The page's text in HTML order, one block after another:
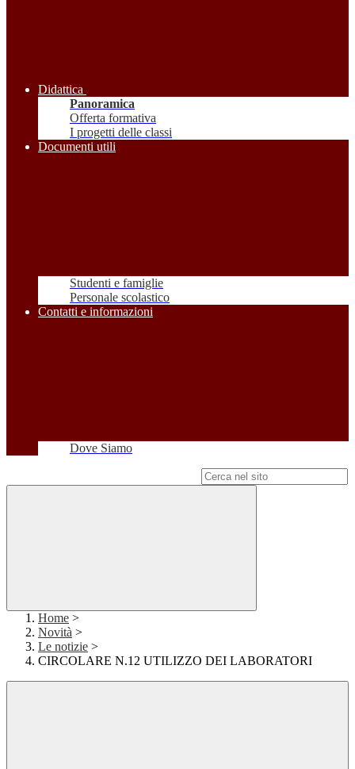
Didattica
Panoramica
Offerta formativa
I progetti delle classi
Documenti utili
Studenti e famiglie
Personale scolastico
Contatti e informazioni
Dove Siamo
Home >
Novità >
Le notizie >
CIRCOLARE N.12 UTILIZZO DEI LABORATORI